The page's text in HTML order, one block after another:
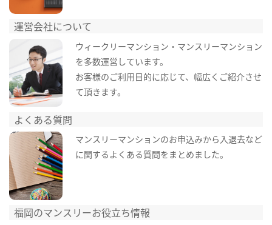
運営会社について
ウィークリーマンション・マンスリーマンション
を多数運営しています。
お客様のご利用目的に応じて、幅広くご紹介させ
て頂きます。
よくある質問
マンスリーマンションのお申込みから入退去など
に関するよくある質問をまとめました。
福岡のマンスリーお役立ち情報